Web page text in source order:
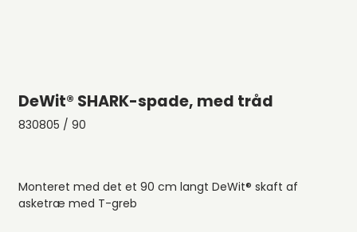
DeWit® SHARK-spade, med tråd
830805 / 90
Monteret med det et 90 cm langt DeWit® skaft af
asketræ med T-greb